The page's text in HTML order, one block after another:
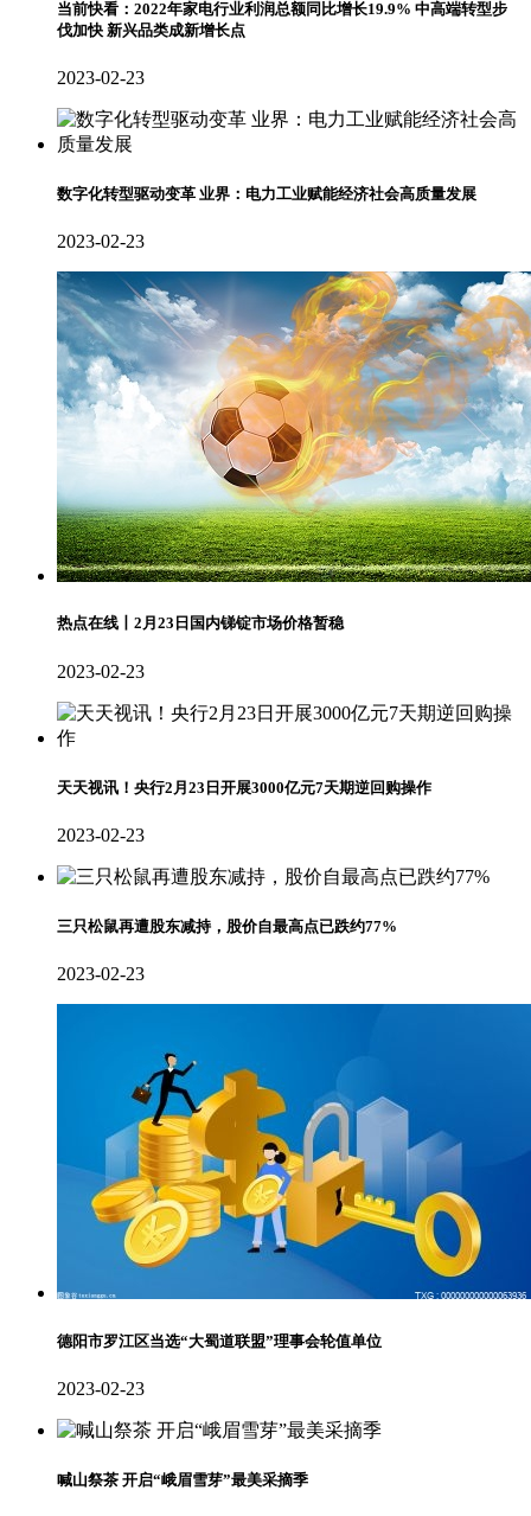
当前快看：2022年家电行业利润总额同比增长19.9% 中高端转型步
伐加快 新兴品类成新增长点
2023-02-23
数字化转型驱动变革 业界：电力工业赋能经济社会高质量发展
2023-02-23
热点在线丨2月23日国内锑锭市场价格暂稳
2023-02-23
天天视讯！央行2月23日开展3000亿元7天期逆回购操作
2023-02-23
三只松鼠再遭股东减持，股价自最高点已跌约77%
2023-02-23
德阳市罗江区当选“大蜀道联盟”理事会轮值单位
2023-02-23
喊山祭茶 开启“峨眉雪芽”最美采摘季